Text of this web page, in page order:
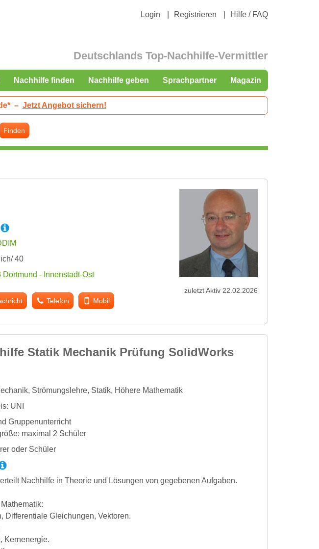
Login Registrieren Hilfe / FAQ
Deutschlands Top-Nachhilfe-Vermittler
Nachhilfe finden Nachhilfe geben Sprachpartner Magazin
– Jetzt Angebot sichern!
Finden
40
Dortmund - Innenstadt-Ost
Telefon Mobil
zuletzt Aktiv 22.02.2026
Statik Mechanik Prüfung SolidWorks
Strömungslehre, Statik, Höhere Mathematik
UNI
Gruppenunterricht
maximal 2 Schüler
oder Schüler
Nachhilfe in Theorie und Lösungen von gegebenen Aufgaben.
Differentiale Gleichungen, Vektoren.
Kernenergie.